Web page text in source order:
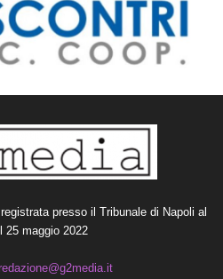
presso il Tribunale di Napoli al
25 maggio 2022
redazione@g2media.it